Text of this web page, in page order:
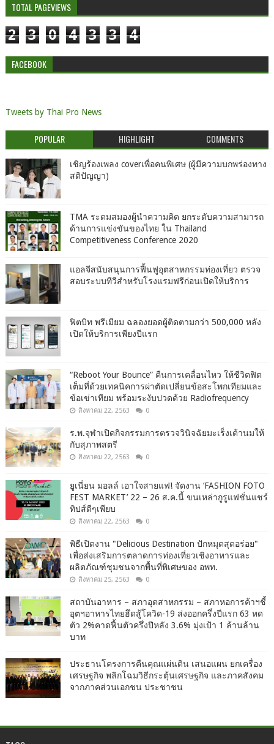
TOTAL PAGEVIEWS
2 3 0 4 3 3 4
FACEBOOK
Tweets by Thai Pro News
POPULAR HIGHLIGHT COMMENTS
เชิญร้องเพลง coverเพื่อคนพิเศษ (ผู้มีความบกพร่องทาง
สติปัญญา)
TMA ระดมสมองผู้นำความคิด ยกระดับความสามารถ
ด้านการแข่งขันของไทย ใน Thailand
Competitiveness Conference 2020
แอลจีสนับสนุนการฟื้นฟูอุตสาหกรรมท่องเที่ยว ตรวจ
สอบระบบทีวีสำหรับโรงแรมฟรีก่อนเปิดให้บริการ
ฟิตบิท พรีเมียม ฉลองยอดผู้ติดตามกว่า 500,000 หลัง
เปิดให้บริการเพียงปีแรก
“Reboot Your Bounce” คืนการเคลื่อนไหว ให้ชีวิตฟิต
เต็มที่ด้วยเทคนิคการผ่าตัดเปลี่ยนข้อสะโพกเทียมและ
ข้อเข่าเทียม พร้อมระงับปวดด้วย Radiofrequency
สิงหาคม 22, 2563 0
ร.พ.จุฬาเปิดกิจกรรมการตรวจวินิจฉัยมะเร็งเต้านมให้
กับสุภาพสตรี
สิงหาคม 22, 2563 0
ยูเนี่ยน มอลล์ เอาใจสายแฟ! จัดงาน ‘FASHION FOTO
FEST MARKET’ 22 – 26 ส.ค.นี้ ขนเหล่ากูรูแฟชั่นแชร์
ทิปส์ดีๆเพียบ
สิงหาคม 22, 2563 0
พิธีเปิดงาน "Delicious Destination ปักหมุดสุดอร่อย"
เพื่อส่งเสริมการตลาดการท่องเที่ยวเชิงอาหารและ
ผลิตภัณฑ์ชุมชนจากพื้นที่พิเศษของ อพท.
สิงหาคม 25, 2563 0
สถาบันอาหาร – สภาอุตสาหกรรม – สภาหอการค้าฯชี้
อุตฯอาหารไทยฮึดสู้โควิด-19 ส่งออกครึ่งปีแรก 63 หด
ตัว 2%คาดฟื้นตัวครึ่งปีหลัง 3.6% มุ่งเป้า 1 ล้านล้าน
บาท
ประธานโครงการคืนคุณแผ่นดิน เสนอแผน ยกเครื่อง
เศรษฐกิจ พลิกโฉมวิธีกระตุ้นเศรษฐกิจ และภาคสังคม
จากภาคส่วนเอกชน ประชาชน